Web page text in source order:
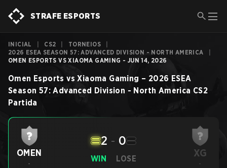
STRAFE ESPORTS
INICIAL CS2 TORNEIOS
2026 ESEA SEASON 57: ADVANCED DIVISION - NORTH AMERICA
OMEN ESPORTS VS XIAOMA GAMING - JUN 14, 2026
Omen Esports vs Xiaoma Gaming – 2026 ESEA
Season 57: Advanced Division - North America CS2
Partida
OMEN
-
WIN
2 - 0
LOSE XG
-